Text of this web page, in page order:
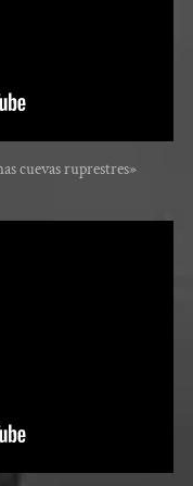
cuevas ruprestres»